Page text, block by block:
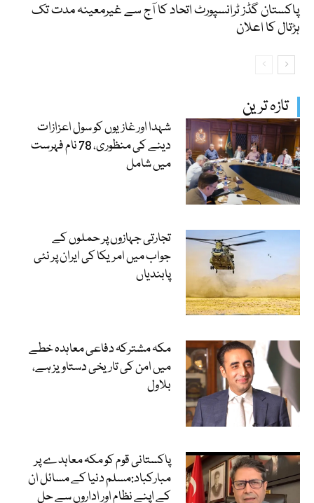
تازہ ترین
شہدا اور غازیوں کو سول اعزازات
دینے کی منظوری، 78 نام فہرست
میں شامل
تجارتی جہازوں پر حملوں کے
جواب میں امریکا کی ایران پر نئی
پابندیاں
مکہ مشترکہ دفاعی معاہدہ خطے
میں امن کی تاریخی دستاویز ہے،
بلاول
پاکستانی قوم کو مکہ معاہدے پر
مبارکباد:مسلم دنیا کے مسائل ان
کے اپنے نظام اور اداروں سے حل
پاکستان گڈز ٹرانسپورٹ اتحاد کا آج سے غیرمعینہ مدت تک
ہڑتال کا اعلان